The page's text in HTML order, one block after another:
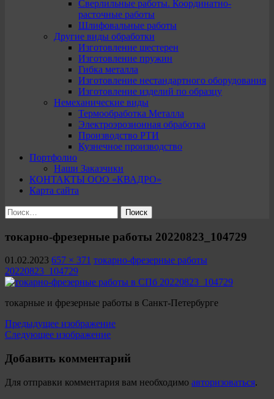
Сверлильные работы. Координатно-
расточные работы
Шлифовальные работы
Другие виды обработки
Изготовление шестерен
Изготовление пружин
Гибка металла
Изготовление нестандартного оборудования
Изготовление изделий по образцу
Немеханические виды
Термообработка Металла
Электроэрозионная обработка
Производство РТИ
Кузнечное производство
Портфолио
Наши Заказчики
КОНТАКТЫ ООО «КВАДРО»
Карта сайта
Найти:
токарно-фрезерные работы 20220823_104729
01.02.2023 657 × 371 токарно-фрезерные работы
20220823_104729
токарные и фрезерные работы в Санкт-Петербурге
Предыдущее изображение
Следующее изображение
Добавить комментарий
Для отправки комментария вам необходимо авторизоваться.